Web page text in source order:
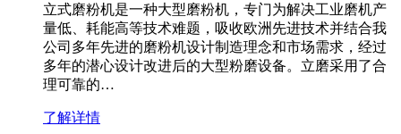
立式磨粉机是一种大型磨粉机，专门为解决工业磨机产
量低、耗能高等技术难题，吸收欧洲先进技术并结合我
公司多年先进的磨粉机设计制造理念和市场需求，经过
多年的潜心设计改进后的大型粉磨设备。立磨采用了合
理可靠的…
了解详情